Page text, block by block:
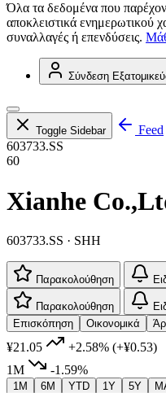
Όλα τα δεδομένα που
αποκλειστικά ενημερωτικού
συναλλαγές ή επενδύσεις.
Σύνδεση
Toggle Sidebar
Feed
603733.SS
60
Xianhe
603733.SS · SHH
Παρακολούθηση
Παρακολούθηση
Επισκόπηση
Οικονομικά
¥21.05 +2.58% (+¥0.53)
1M
-1.59%
1M 6M YTD 1Y 5Y